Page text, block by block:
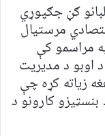
ګڼ جګپوړي
مرستیال
مراسمو کې
اوبو د مدیریت
زیاته کړه چې
کارونو د